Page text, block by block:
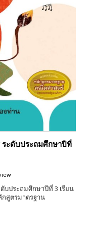
ะดับประถมศึกษาปีที่
บประถมศึกษาปีที่ 3 เรียน
สูตรมาตรฐาน